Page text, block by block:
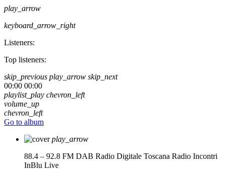
play_arrow
keyboard_arrow_right
Listeners:
Top listeners:
skip_previous play_arrow skip_next
00:00 00:00
playlist_play chevron_left
volume_up
chevron_left
Go to album
play_arrow
88.4 – 92.8 FM DAB Radio Digitale Toscana Radio Incontri
InBlu Live